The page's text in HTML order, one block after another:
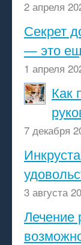
2 апреля
Секрет
— это
1 апреля
Как
7 декабря
3 августа
Лечение